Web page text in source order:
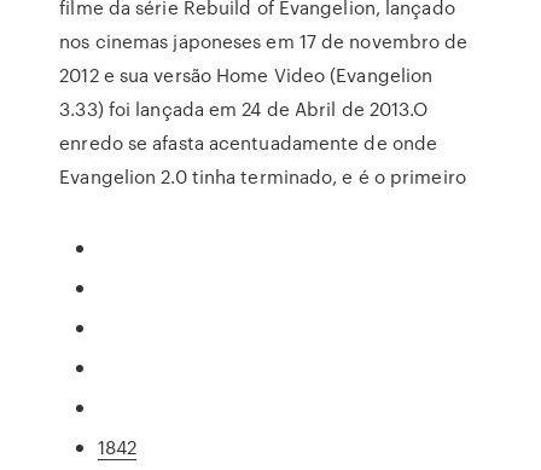
filme da série Rebuild of Evangelion, lançado
nos cinemas japoneses em 17 de novembro de
2012 e sua versão Home Video (Evangelion
3.33) foi lançada em 24 de Abril de 2013.O
enredo se afasta acentuadamente de onde
Evangelion 2.0 tinha terminado, e é o primeiro
1842